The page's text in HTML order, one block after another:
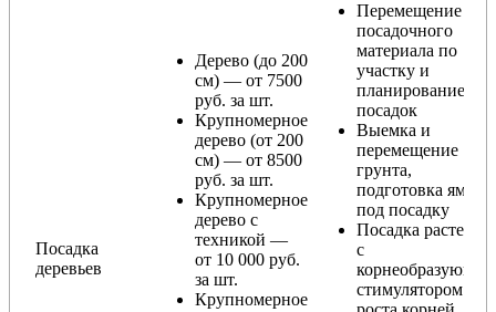
Посадка
деревьев
Дерево (до 200
см) — от 7500
руб. за шт.
Крупномерное
дерево (от 200
см) — от 8500
руб. за шт.
Крупномерное
дерево с
техникой —
от 10 000 руб.
за шт.
Крупномерное
Перемещение
посадочного
материала по
участку и
планирование
посадок
Выемка и
перемещение
грунта,
подготовка ямы
под посадку
Посадка растения
с
корнеобразующим
стимулятором